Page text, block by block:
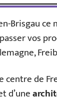
Brisgau ce
vos
centre de
d’une